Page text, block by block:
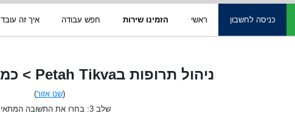
כניסה לחשבון ראשי הזמינו שירות חפש עבודה איך זה עובד
ניהול תרופות בPetah Tikva > כמה שאלות בסיסיות
(שנו אזור)
שלב 3: בחרו את התשובה המתאימה.